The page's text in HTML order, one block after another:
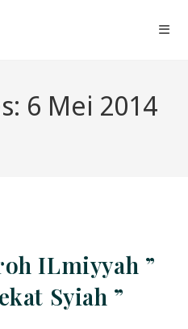
6 Mei 2014
ILmiyyah ”
Syiah ”